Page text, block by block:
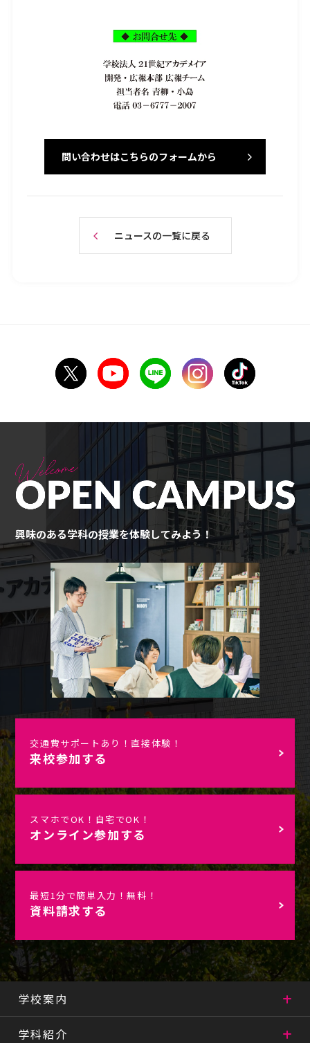
問い合わせはこちらのフォームから
ニュースの一覧に戻る
興味のある学科の授業を体験してみよう！
交通費サポートあり！直接体験！
来校参加する
スマホでOK！自宅でOK！
オンライン参加する
最短1分で簡単入力！無料！
資料請求する
学校案内
学科紹介